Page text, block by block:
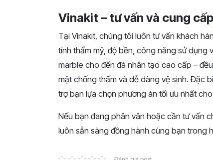
Vinakit – tư vấn và cung
Tại Vinakit, chúng tôi luôn tư vấn khách
tính thẩm mỹ, độ bền, công năng sử dụng
marble cho đến đá nhân tạo cao cấp –
mặt chống thấm và dễ dàng vệ sinh. Đặc
trợ bạn lựa chọn phương án tối ưu nhất
Nếu bạn đang phân vân hoặc cần tư vấn
luôn sẵn sàng đồng hành cùng bạn trong